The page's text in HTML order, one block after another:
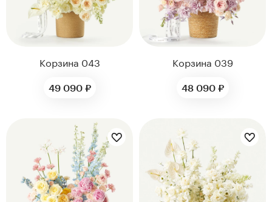
Collection
Корзина 043
49 090 ₽
Корзина 039
48 090 ₽